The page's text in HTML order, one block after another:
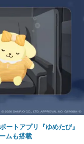
ートアプリ『ゆめたび』
ムも搭載